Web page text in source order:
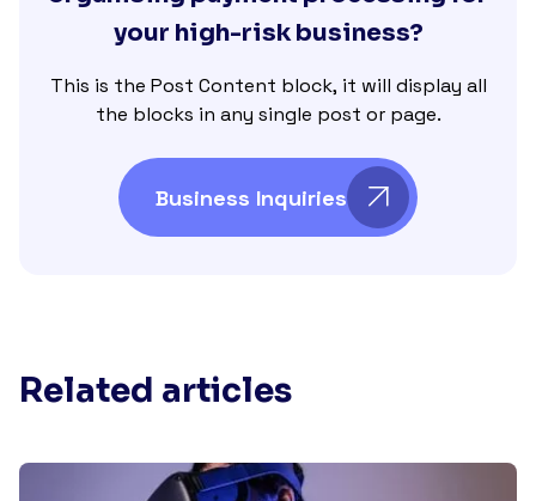
your high-risk business?
This is the Post Content block, it will display all
the blocks in any single post or page.
Business Inquiries
Related articles